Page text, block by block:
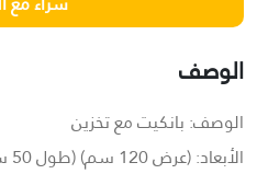
الوصف
الوصف: بانكيت مع تخزين
الأبعاد: (عرض 120 سم) (طول 50 سم)